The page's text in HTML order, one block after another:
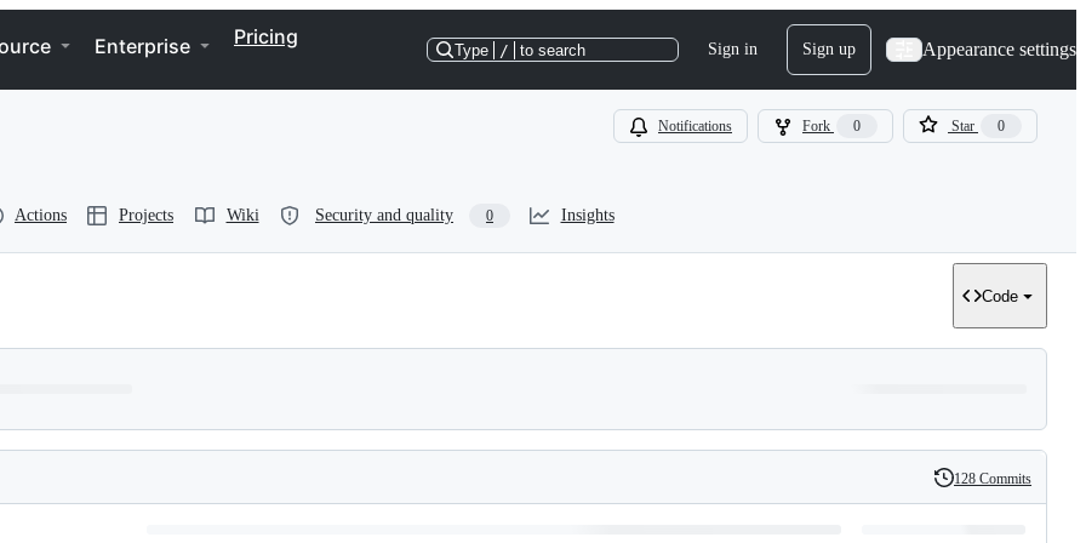
Enterprise Pricing
Type / to search Sign in Sign up Appearance settings
Notifications Fork 0 Star 0
Actions Projects Wiki Security and quality 0 Insights
Code
History
128 Commits